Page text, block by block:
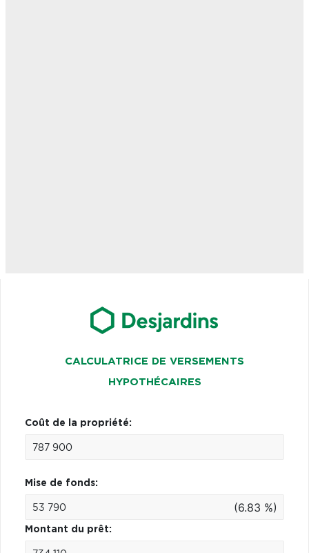
CALCULATRICE DE VERSEMENTS
HYPOTHÉCAIRES
Coût de la propriété:
Mise de fonds:
(6.83 %)
Montant du prêt: